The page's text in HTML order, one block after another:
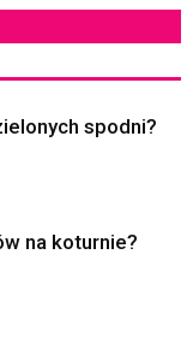
spodni?
na koturnie?